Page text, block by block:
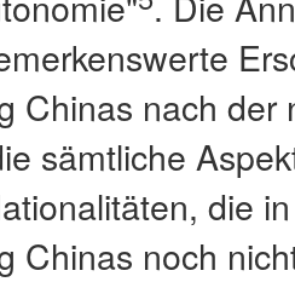
Chinas nach
sämtliche
die
Chinas noch